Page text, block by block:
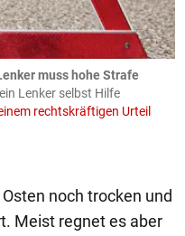
muss hohe Strafe
Lenker selbst Hilfe
rechtskräftigen Urteil
noch trocken und
Meist regnet es aber